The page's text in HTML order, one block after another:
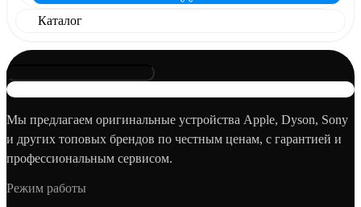
Каталог
Мы предлагаем оригинальные устройства Apple, Dyson, Sony
и других топовых брендов по честным ценам, с гарантией и
профессиональным сервисом.
Режим работы